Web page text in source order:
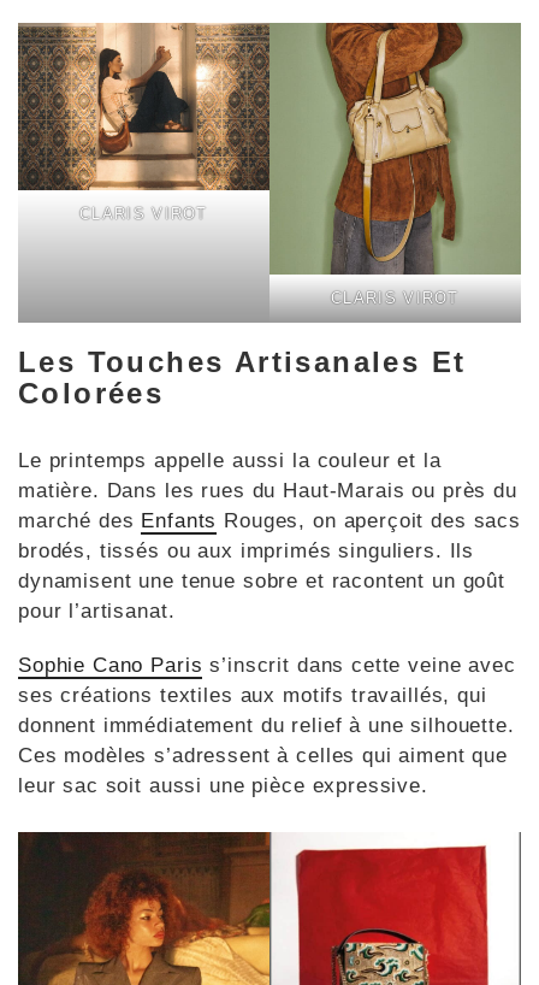
CLARIS VIROT
CLARIS VIROT
Les Touches Artisanales Et
Colorées
Le printemps appelle aussi la couleur et la
matière. Dans les rues du Haut-Marais ou près du
marché des Enfants Rouges, on aperçoit des sacs
brodés, tissés ou aux imprimés singuliers. Ils
dynamisent une tenue sobre et racontent un goût
pour l’artisanat.
Sophie Cano Paris s’inscrit dans cette veine avec
ses créations textiles aux motifs travaillés, qui
donnent immédiatement du relief à une silhouette.
Ces modèles s’adressent à celles qui aiment que
leur sac soit aussi une pièce expressive.